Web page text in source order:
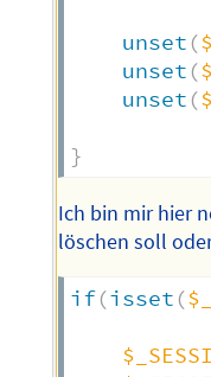
unset (
unset (
unset (
}
Ich bin mir hier
löschen soll
if(isset (